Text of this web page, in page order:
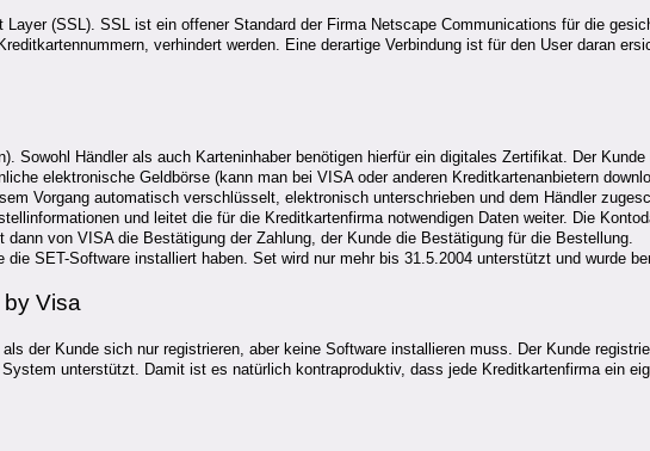
(SSL). SSL ist ein offener Standard der Firma Netscape Communications für die
verhindert werden. Eine derartige Verbindung ist für den User daran
Sowohl Händler als auch Karteninhaber benötigen hierfür ein digitales Zertifikat. Der
elektronische Geldbörse (kann man bei VISA oder anderen Kreditkartenanbietern
Vorgang automatisch verschlüsselt, elektronisch unterschrieben und dem Händler
und leitet die für die Kreditkartenfirma notwendigen Daten weiter. Die
von VISA die Bestätigung der Zahlung, der Kunde die Bestätigung für die Bestellung.
die SET-Software installiert haben. Set wird nur mehr bis 31.5.2004 unterstützt und wurde
by Visa
der Kunde sich nur registrieren, aber keine Software installieren muss. Der Kunde
unterstützt. Damit ist es natürlich kontraproduktiv, dass jede Kreditkartenfirma ein